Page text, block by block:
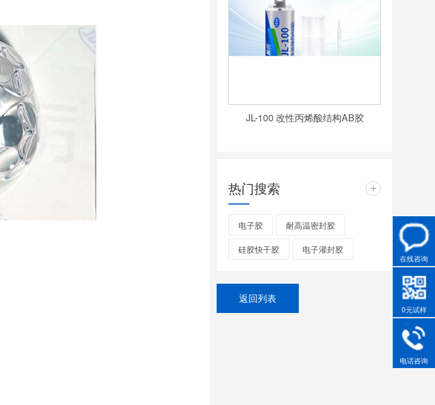
JL-100 改性丙烯酸结构AB胶
热门搜索 +
电子胶 耐高温密封胶
硅胶快干胶 电子灌封胶
返回列表
在线咨询
0元试样
电话咨询